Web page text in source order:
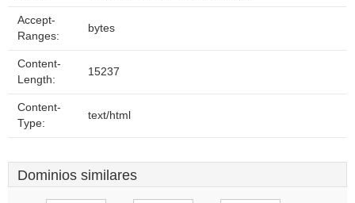
Accept-
Ranges:
bytes
Content-
Length:
15237
Content-
Type:
text/html
Dominios similares